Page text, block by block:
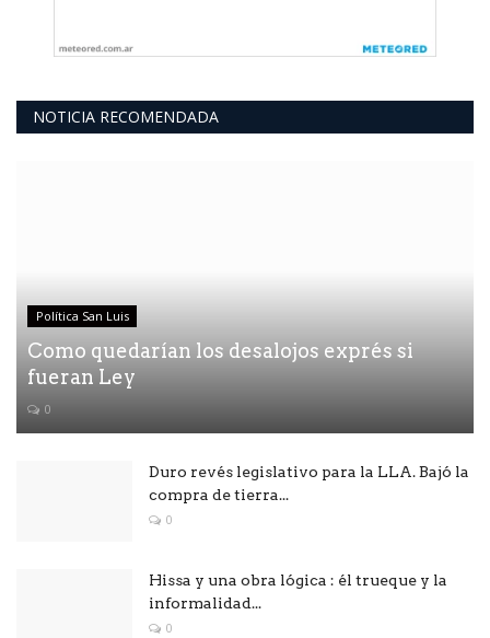
NOTICIA RECOMENDADA
Política San Luis
Como quedarían los desalojos exprés si
fueran Ley
0
Duro revés legislativo para la LLA. Bajó la
compra de tierra...
0
Hissa y una obra lógica : él trueque y la
informalidad...
0